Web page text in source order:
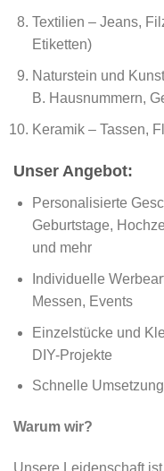
Textilien – Jeans,
Etiketten)
Naturstein und
B. Hausnummern,
Keramik – Tassen,
Unser Angebot:
Personalisierte
Geburtstage,
und mehr
Individuelle
Messen, Events
Einzelstücke und
DIY-Projekte
Schnelle
Warum wir?
Unsere Leidenschaft